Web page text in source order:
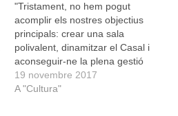
"Tristament, no hem pogut
acomplir els nostres objectius
principals: crear una sala
polivalent, dinamitzar el Casal i
aconseguir-ne la plena gestió
cívica, que era un dels principals
motius pels quals ens vàrem
19 novembre 2017
A "Cultura"